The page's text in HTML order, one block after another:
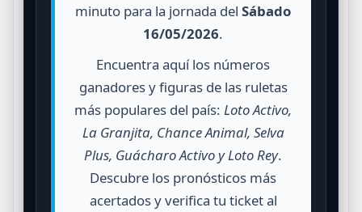
minuto para la jornada del Sábado
16/05/2026.
Encuentra aquí los números
ganadores y figuras de las ruletas
más populares del país: Loto Activo,
La Granjita, Chance Animal, Selva
Plus, Guácharo Activo y Loto Rey.
Descubre los pronósticos más
acertados y verifica tu ticket al